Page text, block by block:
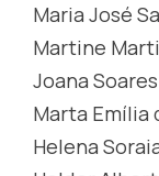
Maria José
Martine
Joana
Marta Emília
Helena